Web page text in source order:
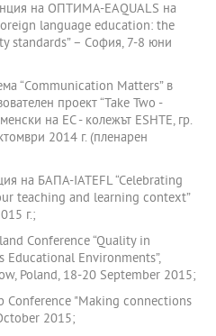
на ОПТИМА-EAQUALS на
language education: the
standards” – София, 7-8 юни
“Communication Matters” в
проект “Take Two -
на ЕС - колежът ESHTE, гр.
2014 г. (пленарен
на БАПА-IATEFL “Celebrating
teaching and learning context”
г.;
Conference “Quality in
Educational Environments”,
Poland, 18-20 September 2015;
Conference "Making connections
2015;